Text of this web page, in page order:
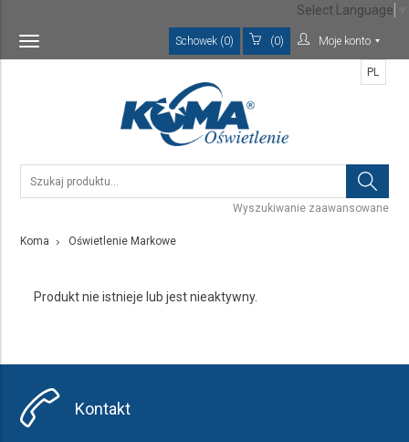
Toggle
navigation
Schowek (0) (0) Moje konto
Wyszukiwanie zaawansowane
PL
Koma Oświetlenie Markowe
Produkt nie istnieje lub jest nieaktywny.
Kontakt
Select Language